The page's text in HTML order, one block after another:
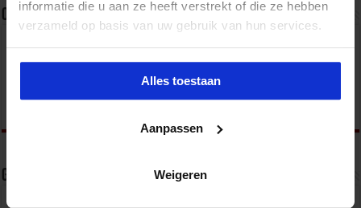
informatie die u aan ze heeft verstrekt of die ze hebben
verzameld op basis van uw gebruik van hun services.
Alles toestaan
Aanpassen
Weigeren
Over noweem
Gerelateerde Artikelen